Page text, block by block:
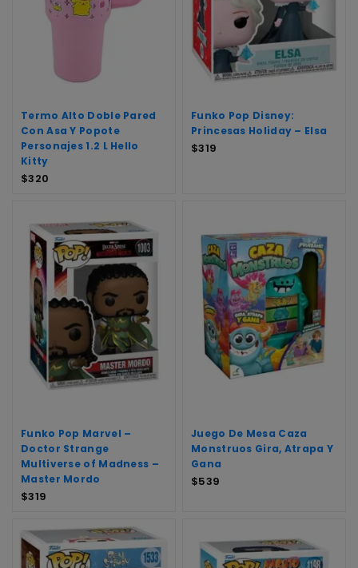
Termo Alto Doble Pared
Con Asa Y Popote
Personajes 1.2 L Hello
Kitty
$320
Funko Pop Disney:
Princesas Holiday – Elsa
$319
Funko Pop Marvel –
Doctor Strange
Multiverse of Madness –
Master Mordo
$319
Juego De Mesa Caza
Monstruos Gira, Atrapa Y
Gana
$539